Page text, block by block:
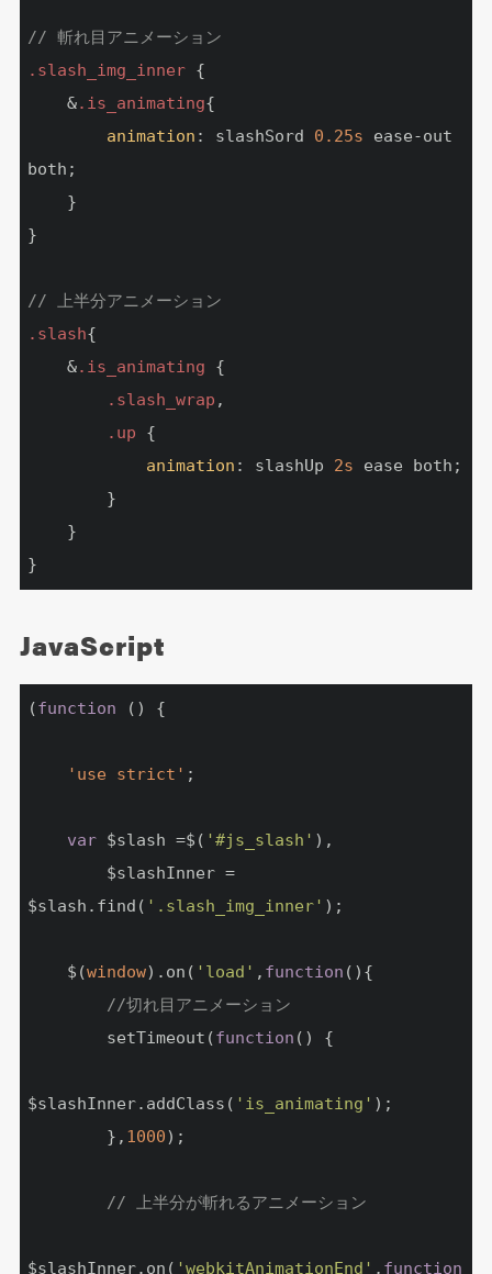
// 斬れ目アニメーション
.slash_img_inner {
    &
.is_animating{
animation : slashSord 0.25s ease-out
both;
}
// 上半分アニメーション
.slash{
    &
.is_animating {
.slash_wrap ,
.up {
animation : slashUp 2s ease both;
}
JavaScript
(function ( )
    'use strict'
;
var $slash =$( '#js_slash' ),
$slash.find( '.slash_img_inner' );
    $(
window).on( 'load' , function ( ) {
//切れ目アニメーション
        setTimeout(
function ( ) {
$slashInner.addClass( 'is_animating' );
        },
1000);
// 上半分が斬れるアニメーション
$slashInner.on( 'webkitAnimationEnd' , function